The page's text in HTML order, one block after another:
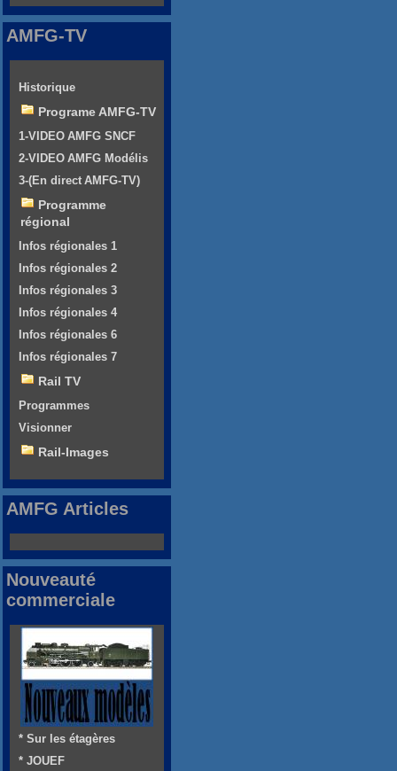
AMFG-TV
Historique
Programe AMFG-TV
1-VIDEO AMFG SNCF
2-VIDEO AMFG Modélis
3-(En direct AMFG-TV)
Programme
régional
Infos régionales 1
Infos régionales 2
Infos régionales 3
Infos régionales 4
Infos régionales 6
Infos régionales 7
Rail TV
Programmes
Visionner
Rail-Images
AMFG Articles
Nouveauté
commerciale
* Sur les étagères
* JOUEF